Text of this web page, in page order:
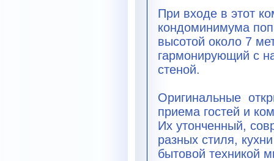
При входе в этот
кондоминимума
высотой около 7
гармонирующий с
стеной.
Оригинальные
приема гостей и
Их утонченный,
разных стиля,
бытовой техникой